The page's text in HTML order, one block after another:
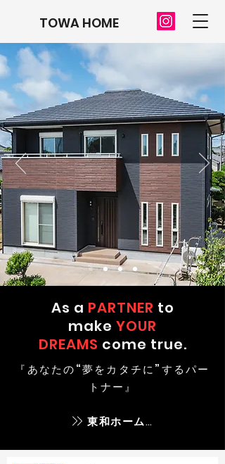
TOWA HOME
As a PARTNER to
make YOUR
DREAMS come true.
『あなたの“夢をカタチに”するパー
トナー』
東和ホームとは